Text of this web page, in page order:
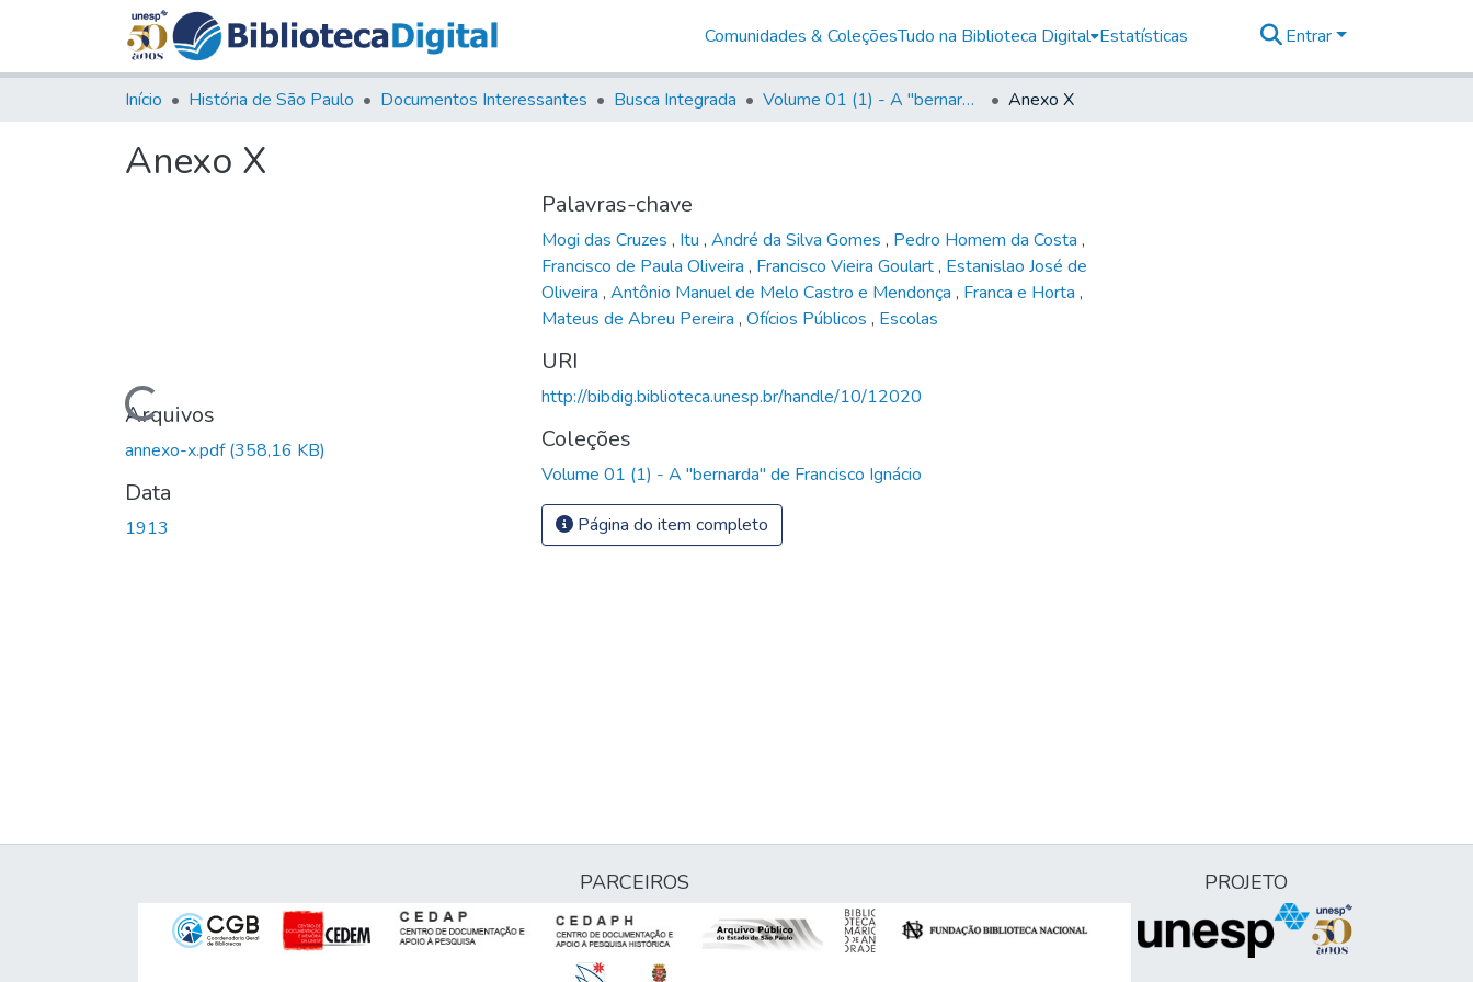
Comunidades & ColeçõesTudo na Biblioteca Digital Estatísticas Entrar
Início História de São Paulo Documentos Interessantes Busca Integrada Volume 01 (1) - A "bernarda" de Francisco Ignácio Anexo X
Anexo X
Carregando...
Arquivos
annexo-x.pdf(358,16 KB)
Data
1913
Palavras-chave
Mogi das Cruzes , Itu , André da Silva Gomes , Pedro Homem da Costa ,
Francisco de Paula Oliveira , Francisco Vieira Goulart, Estanislao José de
Oliveira , Antônio Manuel de Melo Castro e Mendonça , Franca e Horta ,
Mateus de Abreu Pereira , Ofícios Públicos , Escolas
URI
http://bibdig.biblioteca.unesp.br/handle/10/12020
Coleções
Volume 01 (1) - A "bernarda" de Francisco Ignácio
Página do item completo
PARCEIROS PROJETO